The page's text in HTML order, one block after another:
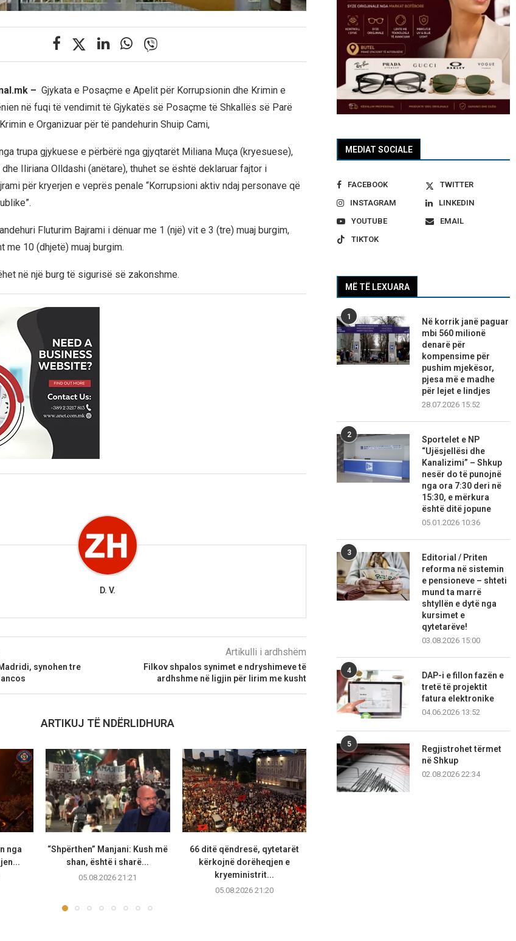
– Gjykata e Posaçme e Apelit për Korrupsionin dhe Krimin e
në fuqi të vendimit të Gjykatës së Posaçme të Shkallës së Parë
e Organizuar për të pandehurin Shuip Cami,
trupa gjykuese e përbërë nga gjyqtarët Miliana Muça (kryesuese),
Iliriana Olldashi (anëtare), thuhet se është deklaruar fajtor i
për kryerjen e veprës penale “Korrupsioni aktiv ndaj personave që
Fluturim Bajrami i dënuar me 1 (një) vit e 3 (tre) muaj burgim,
me 10 (dhjetë) muaj burgim.
në një burg të sigurisë së zakonshme.
D. V.
synohen tre
Artikulli i ardhshëm
Filkov shpalos synimet e ndryshimeve të
ardhshme në ligjin për lirim me kusht
ARTIKUJ TË NDËRLIDHURA
nga
“Shpërthen” Manjani: Kush më
shan, është i sharë...
05.08.2026 21:21
66 ditë qëndresë, qytetarët
kërkojnë dorëheqjen e
kryeministrit...
05.08.2026 21:20
MEDIAT SOCIALE
FACEBOOK
TWITTER
INSTAGRAM
LINKEDIN
YOUTUBE
EMAIL
TIKTOK
MË TË LEXUARA
1
Në korrik janë paguar
mbi 560 milionë
denarë për
kompensime për
pushim mjekësor,
pjesa më e madhe
për lejet e lindjes
28.07.2026 15:52
2
Sportelet e NP
“Ujësjellësi dhe
Kanalizimi” – Shkup
nesër do të punojnë
nga ora 7:30 deri në
15:30, e mërkura
është ditë jopune
05.01.2026 10:36
3
Editorial / Priten
reforma në sistemin
e pensioneve – shteti
mund ta marrë
shtyllën e dytë nga
kursimet e
qytetarëve!
03.08.2026 15:00
4
DAP-i e fillon fazën e
tretë të projektit
fatura elektronike
04.06.2026 13:52
5
Regjistrohet tërmet
në Shkup
02.08.2026 22:34